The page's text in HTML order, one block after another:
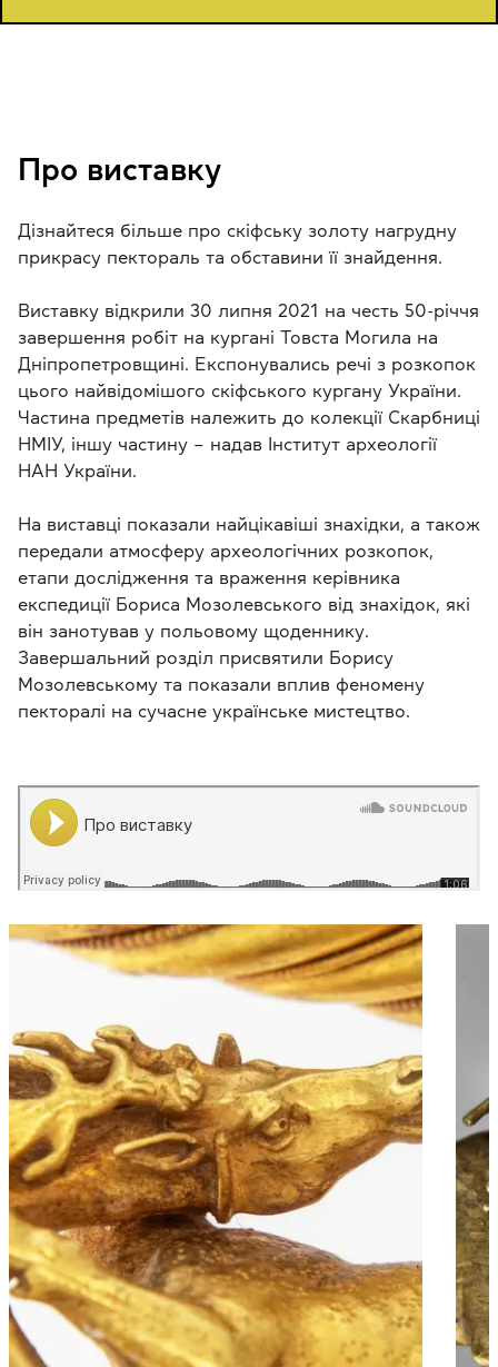
Про виставку
Дізнайтеся більше про скіфську золоту нагрудну
прикрасу пектораль та обставини її знайдення.
Виставку відкрили 30 липня 2021 на честь 50-річчя
завершення робіт на кургані Товста Могила на
Дніпропетровщині. Експонувались речі з розкопок
цього найвідомішого скіфського кургану України.
Частина предметів належить до колекції Скарбниці
НМІУ, іншу частину – надав Інститут археології
НАН України.
На виставці показали найцікавіші знахідки, а також
передали атмосферу археологічних розкопок,
етапи дослідження та враження керівника
експедиції Бориса Мозолевського від знахідок, які
він занотував у польовому щоденнику.
Завершальний розділ присвятили Борису
Мозолевському та показали вплив феномену
пекторалі на сучасне українське мистецтво.